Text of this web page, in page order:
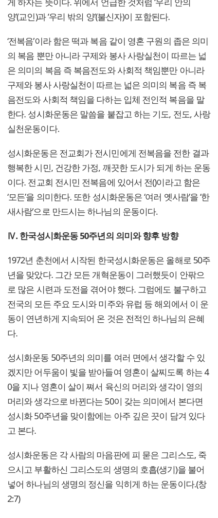
양’(교인)과 ‘우리 밖의 양’(불신자)이 포함된다.
‘전복음’이라 함은 떡과 복음 같이 영혼 구원의 좁은 의미
의 복음 뿐만 아니라 구제와 봉사 사랑실천이 따르는 넓
은 의미의 복음 즉 복음전도와 사회적 책임뿐만 아니라
구제와 봉사 사랑실천이 따르는 넓은 의미의 복음 즉 복
음전도와 사회적 책임을 다하는 입체 전인적 복음을 말
한다. 성시화운동은 말씀을 붙잡고 하는 기도, 전도, 사랑
실천운동이다.
성시화운동은 전교회가 전시민에게 전복음을 전한 결과
행복한 시민, 건강한 가정, 깨끗한 도시가 되게 하는 운동
이다. 전교회 전시민 전복음에 있어서 전()이라고 함은
‘모든’을 의미한다. 또한 성시화운동은 ‘여러 옛사람’을 ‘한
새사람’으로 만드시는 하나님의 운동이다.
Ⅳ. 한국성시화운동 50주년의 의미와 향후 방향
1972년 춘천에서 시작된 한국성시화운동은 올해로 50주
년을 맞았다. 그간 모든 개혁운동이 그러했듯이 안팎으
로 많은 시련과 도전을 겪어야 했다. 그럼에도 불구하고
전국의 모든 주요 도시와 미주와 유럽 등 해외에서 이 운
동이 연년하게 지속되어 온 것은 전적인 하나님의 은혜
다.
성시화운동 50주년의 의미를 여러 면에서 생각할 수 있
겠지만 어두움이 빛을 받아들여 영혼이 살찌도록 하는 4
0을 지나 영혼이 살이 쪄서 육신의 머리와 생각이 영의
머리와 생각으로 바뀐다는 50이 갖는 의미에서 본다면
성시화 50주년을 맞이함에는 아주 깊은 끗이 담겨 있다
고 본다.
성시화운동은 각 사람의 마음판에 피 묻은 그리스도, 죽
으시고 부활하신 그리스도의 생명의 호흡(생기)을 불어
넣어 하나님의 생명의 정신을 익히게 하는 운동이다.(창
2:7)